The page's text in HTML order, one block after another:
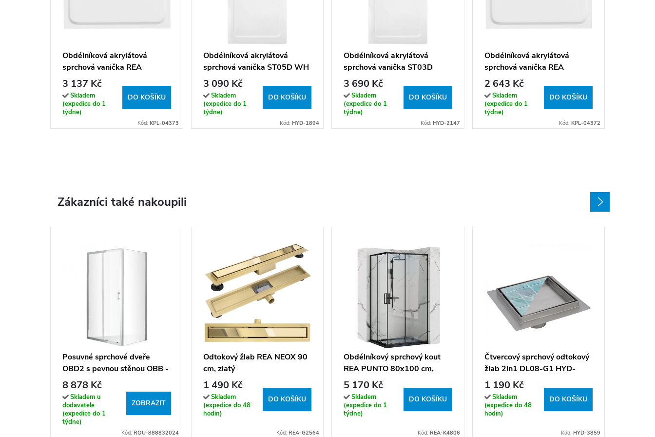
Obdélníková akrylátová
sprchová vanička REA
BELMOND 120x90 bílá,
krytka - kartáčovaná měď
3 137 Kč
Skladem
(expedice do 1
týdne)
DO KOŠÍKU
Kód: KPL-04373
Obdélníková akrylátová
sprchová vanička ST05D WH
110x70 bílá
3 090 Kč
Skladem
(expedice do 1
týdne)
DO KOŠÍKU
Kód: HYD-1894
Obdélníková akrylátová
sprchová vanička ST03D
130x80 bílá
3 690 Kč
Skladem
(expedice do 1
týdne)
DO KOŠÍKU
Kód: HYD-2147
Obdélníková akrylátová
sprchová vanička REA
BELMOND 100x80 bílá,
krytka - kartáčovaná měď
2 643 Kč
Skladem
(expedice do 1
týdne)
DO KOŠÍKU
Kód: KPL-04372
Zákazníci také nakoupili
Posuvné sprchové dveře
OBD2 s pevnou stěnou OBB -
bez vaničky
8 878 Kč
Skladem u
dodavatele
(expedice do 1
týdne)
ZOBRAZIT
Kód: ROU-888832024
Odtokový žlab REA NEOX 90
cm, zlatý
1 490 Kč
Skladem
(expedice do 48
hodin)
DO KOŠÍKU
Kód: REA-G2564
Obdélníkový sprchový kout
REA PUNTO 80x100 cm,
černý/transparent - bez
vaničky
5 170 Kč
Skladem
(expedice do 1
týdne)
DO KOŠÍKU
Kód: REA-K4806
Čtvercový sprchový odtokový
žlab 2in1 DL08-G1 HYD-
3859 15x15 cm, satén
1 190 Kč
Skladem
(expedice do 48
hodin)
DO KOŠÍKU
Kód: HYD-3859